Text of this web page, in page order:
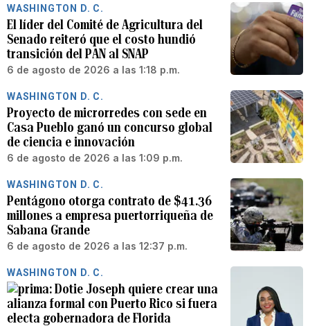
WASHINGTON D. C.
El líder del Comité de Agricultura del
Senado reiteró que el costo hundió
transición del PAN al SNAP
6 de agosto de 2026 a las 1:18 p.m.
WASHINGTON D. C.
Proyecto de microrredes con sede en
Casa Pueblo ganó un concurso global
de ciencia e innovación
6 de agosto de 2026 a las 1:09 p.m.
WASHINGTON D. C.
Pentágono otorga contrato de $41.36
millones a empresa puertorriqueña de
Sabana Grande
6 de agosto de 2026 a las 12:37 p.m.
WASHINGTON D. C.
Dotie Joseph quiere crear una
alianza formal con Puerto Rico si fuera
electa gobernadora de Florida